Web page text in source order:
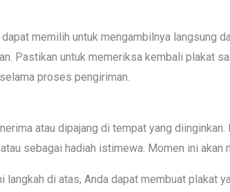
memilih untuk mengambilnya langsung
Pastikan untuk memeriksa kembali plakat
proses pengiriman.
atau dipajang di tempat yang
sebagai hadiah istimewa. Momen ini
langkah di atas, Anda dapat membuat plakat